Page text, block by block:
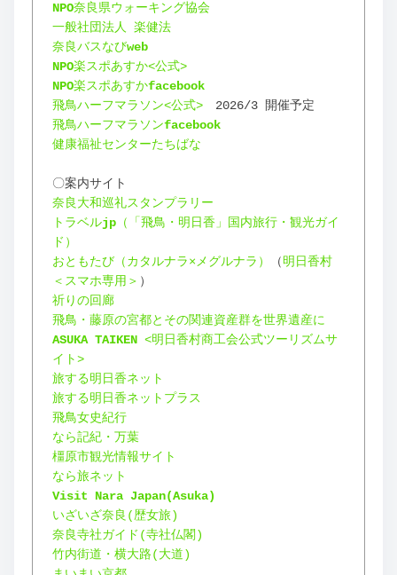
NPO奈良県ウォーキング協会
一般社団法人 楽健法
奈良バスなびweb
NPO楽スポあすか<公式>
NPO楽スポあすかfacebook
飛鳥ハーフマラソン<公式> 2026/3 開催予定
飛鳥ハーフマラソンfacebook
健康福祉センターたちばな
〇案内サイト
奈良大和巡礼スタンプラリー
トラベルjp （「飛鳥・明日香」国内旅行・観光ガイ
ド）
おともたび（カタルナラ×メグルナラ）
（明日香村
＜スマホ専用＞ ）
祈りの回廊
飛鳥・藤原の宮都とその関連資産群を世界遺産に
ASUKA TAIKEN <明日香村商工会公式ツーリズムサ
イト>
旅する明日香ネット
旅する明日香ネットプラス
飛鳥女史紀行
なら記紀・万葉
橿原市観光情報サイト
なら旅ネット
Visit Nara Japan(Asuka)
いざいざ奈良(歴女旅)
奈良寺社ガイド(寺社仏閣)
竹内街道・横大路(大道)